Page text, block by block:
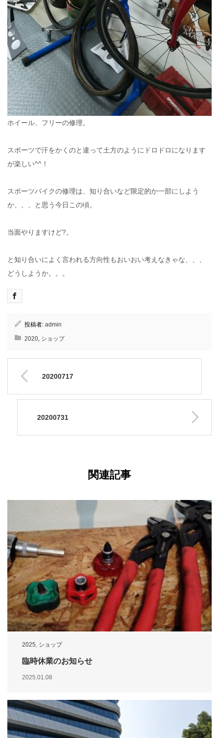
ホイール、フリーの修理。
スポーツで汗をかくのと違って土方のようにドロドロになります
が楽しい^^！
スポーツバイクの修理は、知り合いなど限定的か一部にしよう
か、、、と思う今日この頃。
当面やりますけど?。
と知り合いによく言われる方向性もおいおい考えなきゃな、、、
どうしようか。。。
投稿者: admin
2020 ショップ
20200717
20200731
関連記事
2025, ショップ
臨時休業のお知らせ
2025.01.08